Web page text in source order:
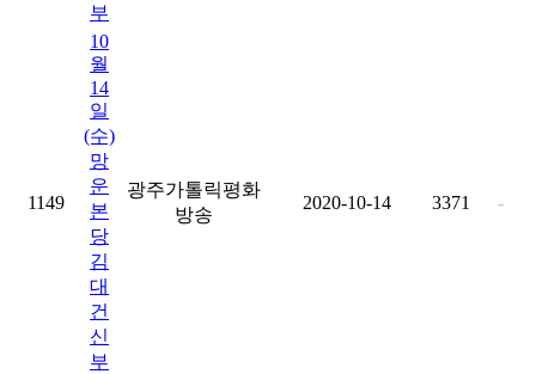
부
1149
10
월
14
일
(수)
망
운
본
당
김
대
건
신
부
광주가톨릭평화
방송
2020-10-14 3371 -